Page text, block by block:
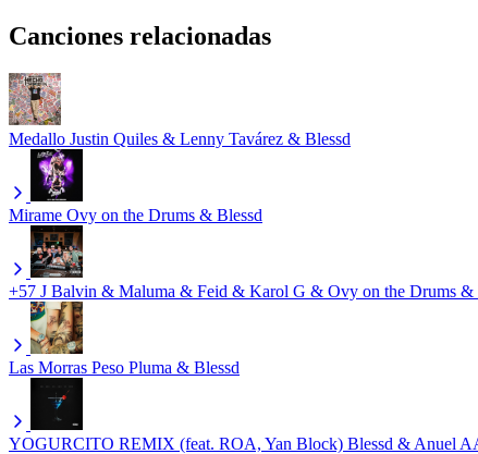
Canciones relacionadas
Medallo Justin Quiles & Lenny Tavárez & Blessd
Mirame Ovy on the Drums & Blessd
+57 J Balvin & Maluma & Feid & Karol G & Ovy on the Drums
Las Morras Peso Pluma & Blessd
YOGURCITO REMIX (feat. ROA, Yan Block) Blessd & Anuel